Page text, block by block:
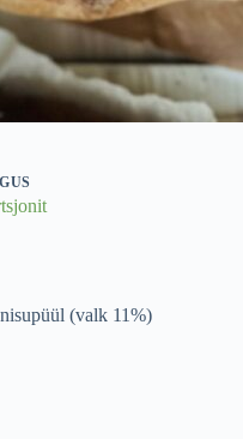
Servings
(valk 11%)